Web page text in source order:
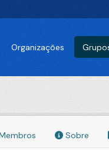
Organizações
Sobre